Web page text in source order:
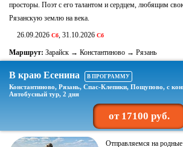
просторы. Поэт с его талантом и сердцем, любящим
Рязанскую землю на века.
26.09.2026 Сб, 31.10.2026 Сб
Маршрут: Зарайск → Константиново → Рязань
В краю Есенина В ПРОГРАММУ
Константиново, Рязань, Спас-Клепики, Пощупово, с
Автобусный тур, 2 дня
от 17100 руб.
Отправляемся на